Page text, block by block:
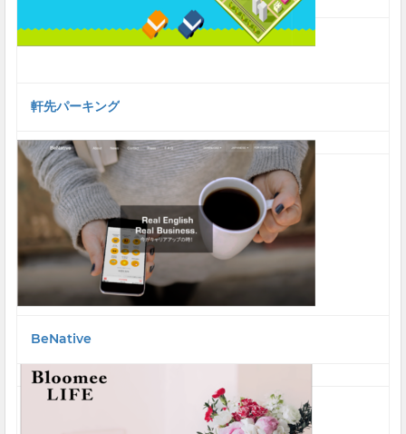
軒先パーキング
BeNative